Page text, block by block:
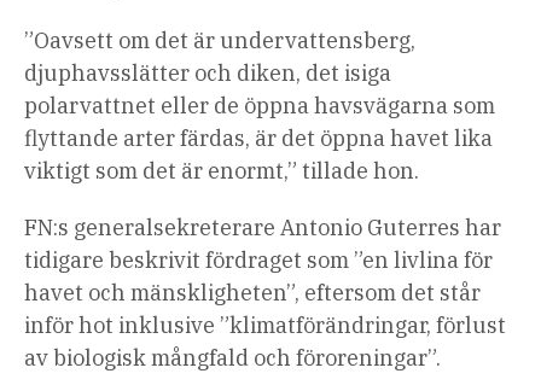
”Oavsett om det är undervattensberg,
djuphavsslätter och diken, det isiga
polarvattnet eller de öppna havsvägarna som
flyttande arter färdas, är det öppna havet lika
viktigt som det är enormt,” tillade hon.
FN:s generalsekreterare Antonio Guterres har
tidigare beskrivit fördraget som ”en livlina för
havet och mänskligheten”, eftersom det står
inför hot inklusive ”klimatförändringar, förlust
av biologisk mångfald och föroreningar”.